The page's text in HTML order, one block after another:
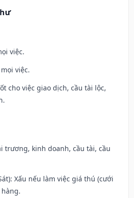
việc.
việc.
cho việc giao dịch, cầu tài lộc,
trương, kinh doanh, cầu tài, cầu
Xấu nếu làm việc giá thú (cưới